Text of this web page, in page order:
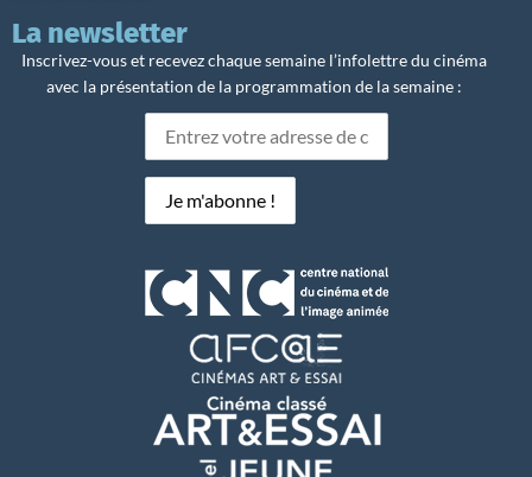
La newsletter
Inscrivez-vous et recevez chaque semaine l’infolettre du cinéma
avec la présentation de la programmation de la semaine :